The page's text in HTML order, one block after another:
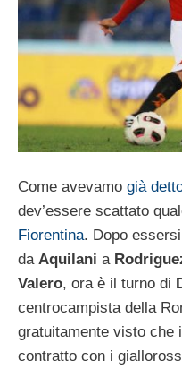
Come avevamo già
dev’essere scattato
Fiorentina. Dopo
da Aquilani a
Valero, ora è il turno di
centrocampista della
gratuitamente visto che
contratto con i